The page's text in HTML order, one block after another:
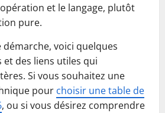
et le langage, plutôt
pure.
voici quelques
et des liens utiles qui
Si vous souhaitez une
pour choisir une table de
, ou si vous désirez comprendre